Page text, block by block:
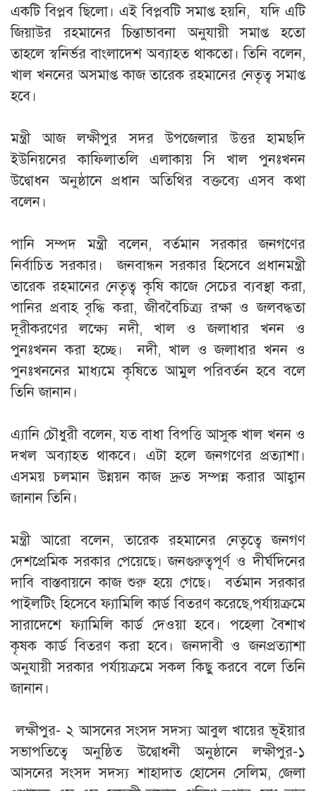
একটি বিপ্লব ছিলো। এই বিপ্লবটি সমাপ্ত হয়নি, যদি এটি
জিয়াউর রহমানের চিন্তাভাবনা অনুযায়ী সমাপ্ত হতো
তাহলে স্বনির্ভর বাংলাদেশ অব্যাহত থাকতো। তিনি বলেন,
খাল খননের অসমাপ্ত কাজ তারেক রহমানের নেতৃত্ব সমাপ্ত
হবে।
‎মন্ত্রী আজ লক্ষীপুর সদর উপজেলার উত্তর হামছদি
ইউনিয়নের কাফিলাতলি এলাকায় সি খাল পুনঃখনন
উদ্বোধন অনুষ্ঠানে প্রধান অতিথির বক্তব্যে এসব কথা
বলেন।
‎পানি সম্পদ মন্ত্রী বলেন, বর্তমান সরকার জনগণের
নির্বাচিত সরকার। জনবান্ধন সরকার হিসেবে প্রধানমন্ত্রী
তারেক রহমানের নেতৃত্ব কৃষি কাজে সেচের ব্যবস্থা করা,
পানির প্রবাহ বৃদ্ধি করা, জীববৈচিত্র্য রক্ষা ও জলবদ্ধতা
দূরীকরণের লক্ষ্যে নদী, খাল ও জলাধার খনন ও
পুনঃখনন করা হচ্ছে। নদী, খাল ও জলাধার খনন ও
পুনঃখননের মাধ্যমে কৃষিতে আমুল পরিবর্তন হবে বলে
তিনি জানান।
‎এ্যানি চৌধুরী বলেন, যত বাধা বিপত্তি আসুক খাল খনন ও
দখল অব্যাহত থাকবে। এটা হলে জনগণের প্রত্যাশা।
এসময় চলমান উন্নয়ন কাজ দ্রুত সম্পন্ন করার আহ্বান
জানান তিনি।
‎মন্ত্রী আরো বলেন, তারেক রহমানের নেতৃত্বে জনগণ
দেশপ্রেমিক সরকার পেয়েছে। জনগুরুত্বপূর্ণ ও দীর্ঘদিনের
দাবি বাস্তবায়নে কাজ শুরু হয়ে গেছে। বর্তমান সরকার
পাইলটিং হিসেবে ফ্যামিলি কার্ড বিতরণ করেছে,পর্যায়ক্রমে
সারাদেশে ফ্যামিলি কার্ড দেওয়া হবে। পহেলা বৈশাখ
কৃষক কার্ড বিতরণ করা হবে। জনদাবী ও জনপ্রত্যাশা
অনুযায়ী সরকার পর্যায়ক্রমে সকল কিছু করবে বলে তিনি
জানান।
‎ লক্ষীপুর- ২ আসনের সংসদ সদস্য আবুল খায়ের ভূইয়ার
সভাপতিত্বে অনুষ্ঠিত উদ্বোধনী অনুষ্ঠানে লক্ষীপুর-১
আসনের সংসদ সদস্য শাহাদাত হোসেন সেলিম, জেলা